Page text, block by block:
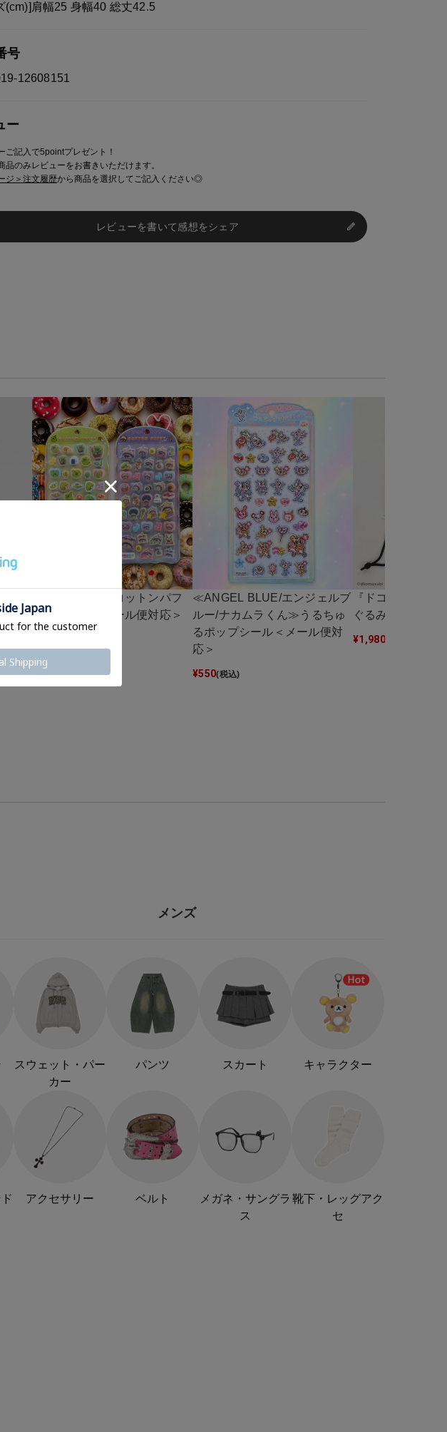
(cm)]肩幅25 身幅40 総丈42.5
号
12608151
ー
ご記入で5pointプレゼント！
品のみレビューをお書きいただけます。
ジ＞注文履歴から商品を選択してご記入ください◎
レビューを書いて感想をシェア
≪たまごっち≫コットンパフ
ィーシール＜メール便対応＞
≪ANGEL BLUE/エンジェルブ
ルー/ナカムラくん≫うるちゅ
るポップシール＜メール便対
応＞
¥550(税込)
『ドコムス
ぐるみ巾着
¥1,980
メンズ
スウェット・パー
カー
パンツ スカート キャラクター
アクセサリー ベルト
メガネ・サングラ
ス
靴下・レッグアク
セ